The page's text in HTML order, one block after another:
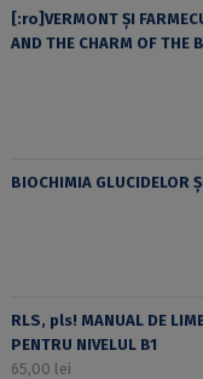
[:ro]VERMONT ȘI
AND THE CHARM OF THE
BIOCHIMIA GLUCIDELOR
RLS, pls! MANUAL DE
PENTRU NIVELUL B1
65,00 lei